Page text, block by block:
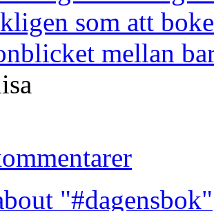
som att
mellan
"#dagensbok"